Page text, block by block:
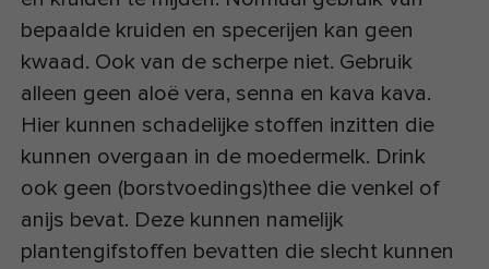
bepaalde kruiden en specerijen kan geen
kwaad. Ook van de scherpe niet. Gebruik
alleen geen aloë vera, senna en kava kava.
Hier kunnen schadelijke stoffen inzitten die
kunnen overgaan in de moedermelk. Drink
ook geen (borstvoedings)thee die venkel of
anijs bevat. Deze kunnen namelijk
plantengifstoffen bevatten die slecht kunnen